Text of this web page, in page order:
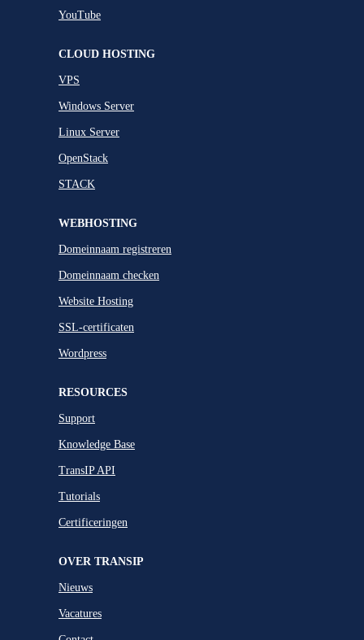
YouTube
CLOUD HOSTING
VPS
Windows Server
Linux Server
OpenStack
STACK
WEBHOSTING
Domeinnaam registreren
Domeinnaam checken
Website Hosting
SSL-certificaten
Wordpress
RESOURCES
Support
Knowledge Base
TransIP API
Tutorials
Certificeringen
OVER TRANSIP
Nieuws
Vacatures